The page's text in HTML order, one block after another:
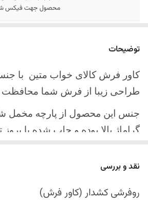
محصول جهت فیکس
ارسال کالا
آینده
توضیحات
کاور فرش کالای خواب متین با
طراحی زیبا از فرش شما محافظت
جنس این محصول از پارچه مخمل
گراماژ بالا بوده و چاپ شده با
چهار گوشه این محصول با کش
نقد و بررسی
روفرشی کشدار (کاور فرش)